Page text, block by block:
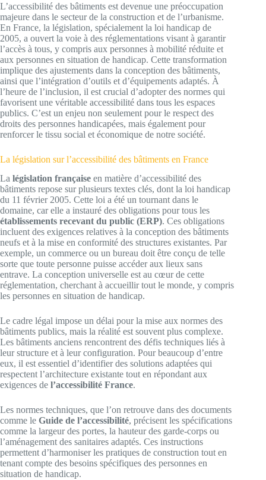
L’accessibilité des bâtiments est devenue une préoccupation
majeure dans le secteur de la construction et de l’urbanisme.
En France, la législation, spécialement la loi handicap de
2005, a ouvert la voie à des réglementations visant à garantir
l’accès à tous, y compris aux personnes à mobilité réduite et
aux personnes en situation de handicap. Cette transformation
implique des ajustements dans la conception des bâtiments,
ainsi que l’intégration d’outils et d’équipements adaptés. À
l’heure de l’inclusion, il est crucial d’adopter des normes qui
favorisent une véritable accessibilité dans tous les espaces
publics. C’est un enjeu non seulement pour le respect des
droits des personnes handicapées, mais également pour
renforcer le tissu social et économique de notre société.
La législation sur l’accessibilité des bâtiments en France
La législation française en matière d’accessibilité des
bâtiments repose sur plusieurs textes clés, dont la loi handicap
du 11 février 2005. Cette loi a été un tournant dans le
domaine, car elle a instauré des obligations pour tous les
établissements recevant du public (ERP). Ces obligations
incluent des exigences relatives à la conception des bâtiments
neufs et à la mise en conformité des structures existantes. Par
exemple, un commerce ou un bureau doit être conçu de telle
sorte que toute personne puisse accéder aux lieux sans
entrave. La conception universelle est au cœur de cette
réglementation, cherchant à accueillir tout le monde, y compris
les personnes en situation de handicap.
Le cadre légal impose un délai pour la mise aux normes des
bâtiments publics, mais la réalité est souvent plus complexe.
Les bâtiments anciens rencontrent des défis techniques liés à
leur structure et à leur configuration. Pour beaucoup d’entre
eux, il est essentiel d’identifier des solutions adaptées qui
respectent l’architecture existante tout en répondant aux
exigences de l’accessibilité France.
Les normes techniques, que l’on retrouve dans des documents
comme le Guide de l’accessibilité, précisent les spécifications
comme la largeur des portes, la hauteur des garde-corps ou
l’aménagement des sanitaires adaptés. Ces instructions
permettent d’harmoniser les pratiques de construction tout en
tenant compte des besoins spécifiques des personnes en
situation de handicap.